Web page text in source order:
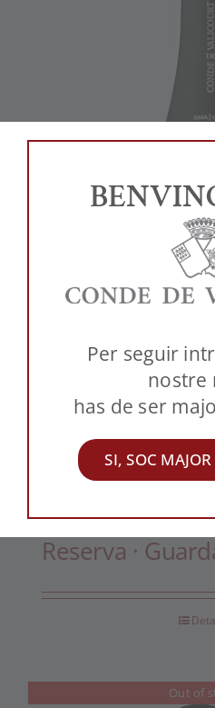
Rosé de
Reserva ·
Out of
Per seguir
nostre
has de ser
SI, SOC